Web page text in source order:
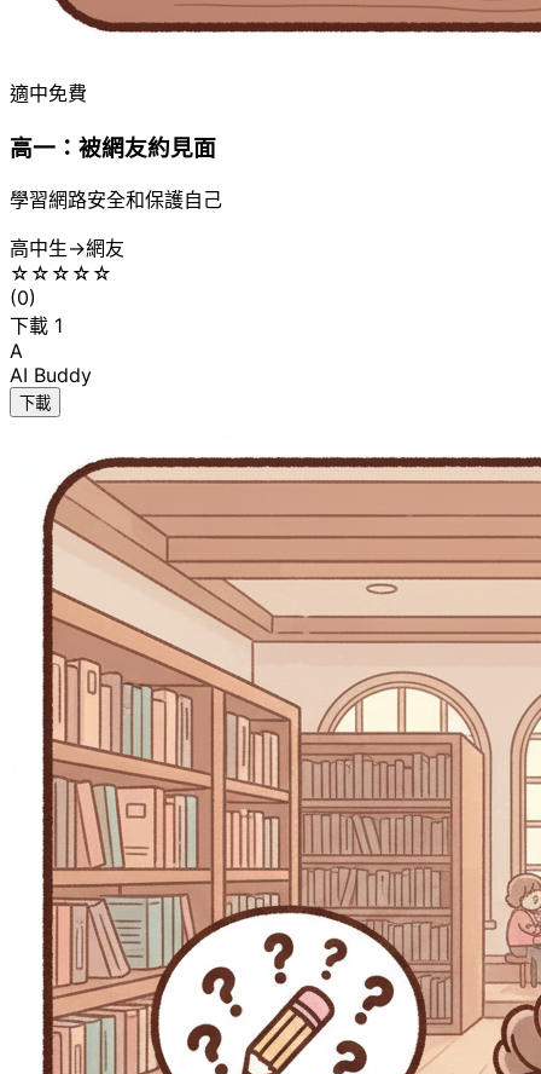
適中免費
高一：被網友約見面
學習網路安全和保護自己
高中生→網友
☆ ☆ ☆ ☆ ☆
(0)
下載 1
A
AI Buddy
下載